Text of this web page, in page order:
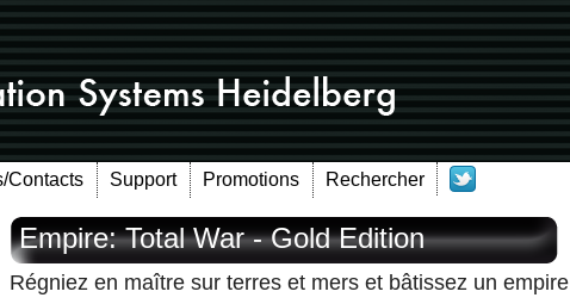
Contacts Support Promotions Rechercher
Empire: Total War - Gold Edition
Régniez en maître sur terres et mers et bâtissez un empire